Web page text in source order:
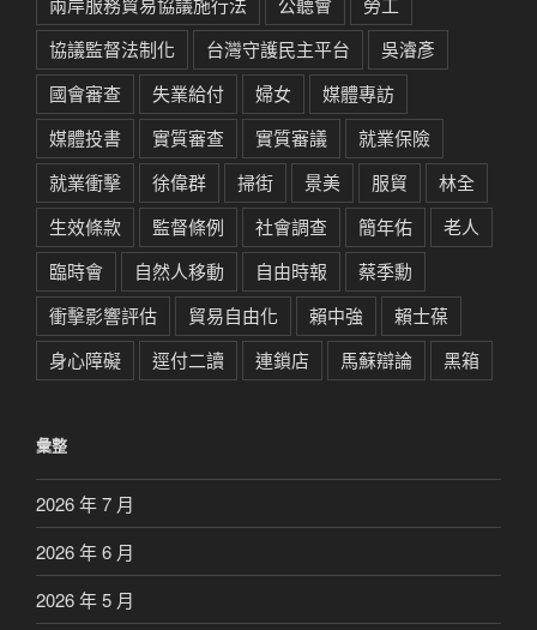
協議監督法制化
台灣守護民主平台
吳濬彥
國會審查
失業給付 婦女
媒體專訪
媒體投書
實質審查 實質審議
就業保險
就業衝擊
徐偉群 掃街 景美 服貿
林全
生效條款
監督條例 社會調查 簡年佑
老人
臨時會
自然人移動 自由時報
蔡季勳
衝擊影響評估
貿易自由化 賴中強
賴士葆
身心障礙
逕付二讀 連鎖店 馬蘇辯論 黑箱
彙整
2026 年 7 月
2026 年 6 月
2026 年 5 月